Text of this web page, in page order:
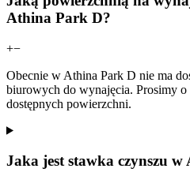
Athina Park D?
+−
Obecnie w Athina Park D nie ma
biurowych do wynajęcia. Prosimy
dostępnych powierzchni.
Jaka jest stawka czynszu